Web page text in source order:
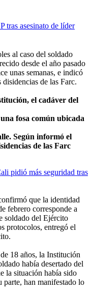
tras asesinato de líder
al caso del soldado
desde el año pasado
unas semanas, e indicó
de las Farc.
el cadáver del
fosa común ubicada
Según informó el
de las Farc
pidió más seguridad tras
que la identidad
febrero corresponde a
soldado del Ejército
protocolos, entregó el
18 años, la Institución
había desertado del
la situación había sido
parte, han manifestado lo